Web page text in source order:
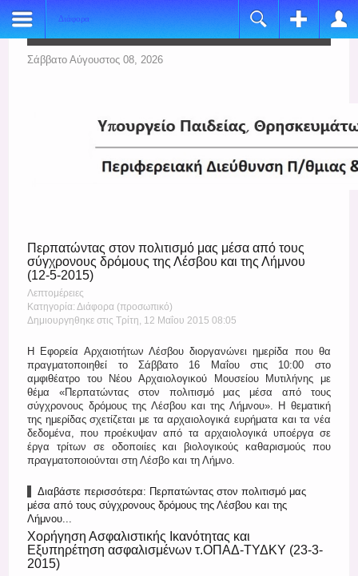
Διάφορα
Όνομα Χρήστη
Να με θυμάσαι
*
Register
Σάββατο Αύγουστος 08, 2026
Περπατώντας στον πολιτισμό μας μέσα από τους
σύγχρονους δρόμους της Λέσβου και της Λήμνου
(12-5-2015)
Λεπτομέρειες
Κατηγορία: Διάφορα (προσωπικό)
Δημιουργηθηκε στις Τρίτη, 12 Μαΐου 2015 08:05
Η Εφορεία Αρχαιοτήτων Λέσβου διοργανώνει ημερίδα που θα
πραγματοποιηθεί το Σάββατο 16 Μαΐου στις 10:00 στο
αμφιθέατρο του Νέου Αρχαιολογικού Μουσείου Μυτιλήνης με
θέμα «Περπατώντας στον πολιτισμό μας μέσα από τους
σύγχρονους δρόμους της Λέσβου και της Λήμνου». Η θεματική
της ημερίδας σχετίζεται με τα αρχαιολογικά ευρήματα και τα νέα
δεδομένα, που προέκυψαν από τα αρχαιολογικά υποέργα σε
έργα τρίτων σε οδοποιίες και βιολογικούς καθαρισμούς που
πραγματοποιούνται στη Λέσβο και τη Λήμνο.
Διαβάστε περισσότερα: Περπατώντας στον πολιτισμό μας
μέσα από τους σύγχρονους δρόμους της Λέσβου και της
Λήμνου...
Χορήγηση Ασφαλιστικής Ικανότητας και
Εξυπηρέτηση ασφαλισμένων τ.ΟΠΑΔ-ΤΥΔΚΥ (23-3-
2015)